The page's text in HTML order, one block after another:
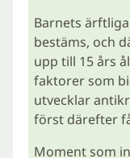
Barnets
bestäms, och
upp till 15 års
faktorer som
utvecklar
först därefter
Moment som